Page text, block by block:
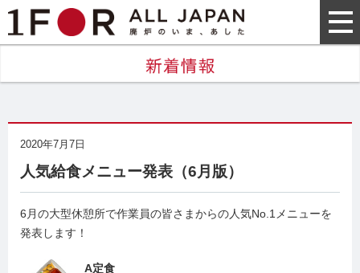
2020年7月7日
人気給食メニュー発表（6月版）
6月の大型休憩所で作業員の皆さまからの人気No.1メニューを
発表します！
A定食